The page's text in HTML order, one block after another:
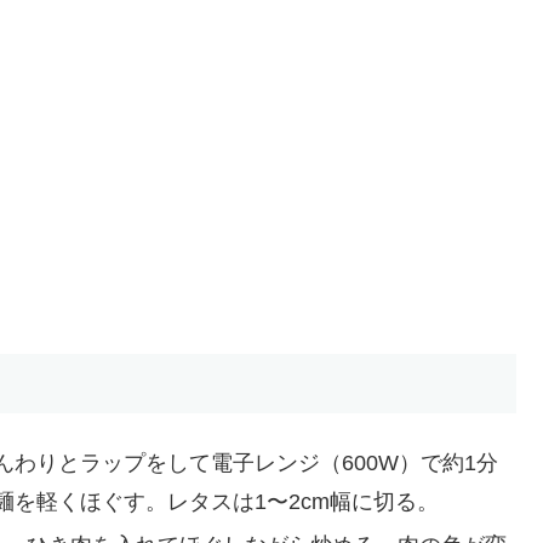
りとラップをして電子レンジ（600W）で約1分
軽くほぐす。レタスは1〜2cm幅に切る。